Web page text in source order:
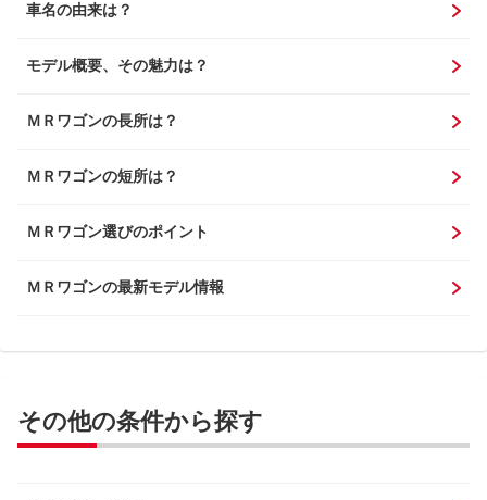
車名の由来は？
モデル概要、その魅力は？
ＭＲワゴンの長所は？
ＭＲワゴンの短所は？
ＭＲワゴン選びのポイント
ＭＲワゴンの最新モデル情報
その他の条件から探す